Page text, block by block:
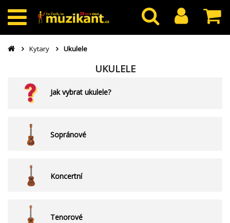
Kytary Ukulele
UKULELE
Jak vybrat ukulele?
Sopránové
Koncertní
Tenorové